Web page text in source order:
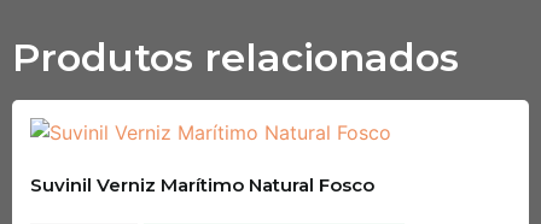
Produtos relacionados
Suvinil Verniz Marítimo Natural Fosco